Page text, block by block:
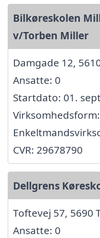
Bilkøreskolen
v/Torben Miller
Damgade 12,
Ansatte: 0
Startdato: 01.
Virksomhedsform:
CVR: 29678790
Dellgrens
Toftevej 57, 5690
Ansatte: 0